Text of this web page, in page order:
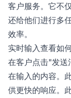
客户服务。它不
还给他们进行多
效率。
实时输入查看如
在客户点击"发送
在输入的内容。
供更快的响应。